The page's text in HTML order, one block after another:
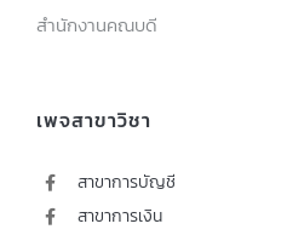
สำนักงานคณบดี
เพจสาขาวิชา
สาขาการบัญชี
สาขาการเงิน